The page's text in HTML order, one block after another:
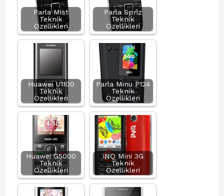
Parla Mist
Teknik
Özellikleri
Parla Spriz
Teknik
Özellikleri
Huawei U1100
Teknik
Özellikleri
Parla Minu P124
Teknik
Özellikleri
Huawei G5000
Teknik
Özellikleri
iNQ Mini 3G
Teknik
Özellikleri